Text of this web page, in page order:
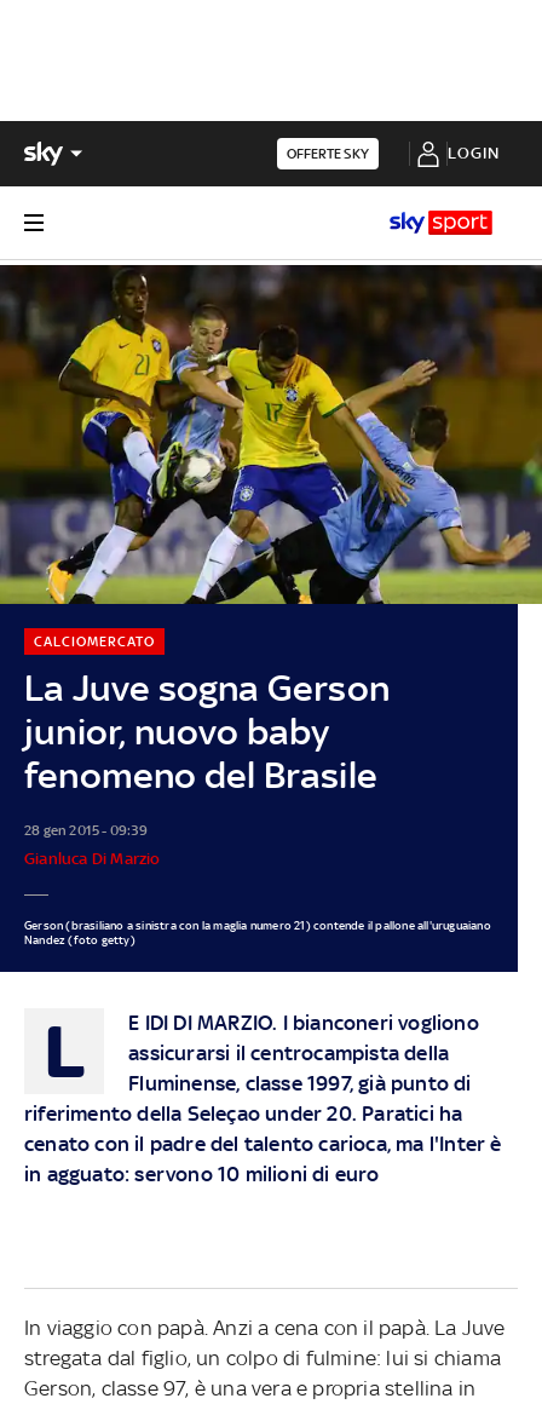
OFFERTE SKY LOGIN
La Juve sogna Gerson
junior, nuovo baby
fenomeno del Brasile
CALCIOMERCATO
28 gen 2015 - 09:39
Gianluca Di Marzio
Gerson (brasiliano a sinistra con la maglia numero 21) contende il pallone all'uruguaiano
Nandez (foto getty)
L E IDI DI MARZIO. I bianconeri vogliono
assicurarsi il centrocampista della
Fluminense, classe 1997, già punto di
riferimento della Seleçao under 20. Paratici ha
cenato con il padre del talento carioca, ma l'Inter è
in agguato: servono 10 milioni di euro
In viaggio con papà. Anzi a cena con il papà. La Juve
stregata dal figlio, un colpo di fulmine: lui si chiama
Gerson, classe 97, è una vera e propria stellina in